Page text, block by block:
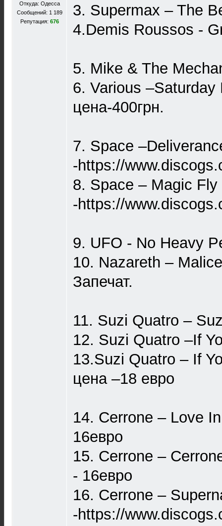
Откуда: Одесса
Сообщений: 1 189
Репутация: 676
3. Supermax – The
4.Demis Roussos -
5. Mike & The
6. Various
цена-400грн.
7. Space
-https://
8. Space – Magic
-https://
9. UFO - No Heavy
10. Nazareth –
Запечат.
11. Suzi Quatro –
12. Suzi Quatro –If
13.Suzi Quatro – If
цена –18 евро
14. Cerrone – Love
16евро
15. Cerrone –
- 16евро
16. Cerrone ‎–
-https://